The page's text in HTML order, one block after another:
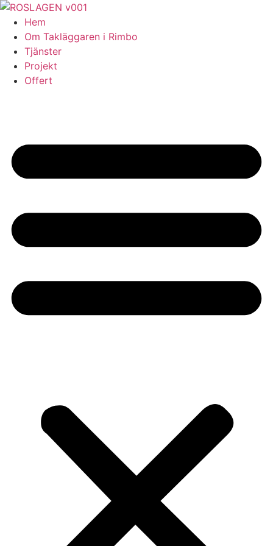
Skip
content
Hem
Om Takläggaren i Rimbo
Tjänster
Projekt
Offert